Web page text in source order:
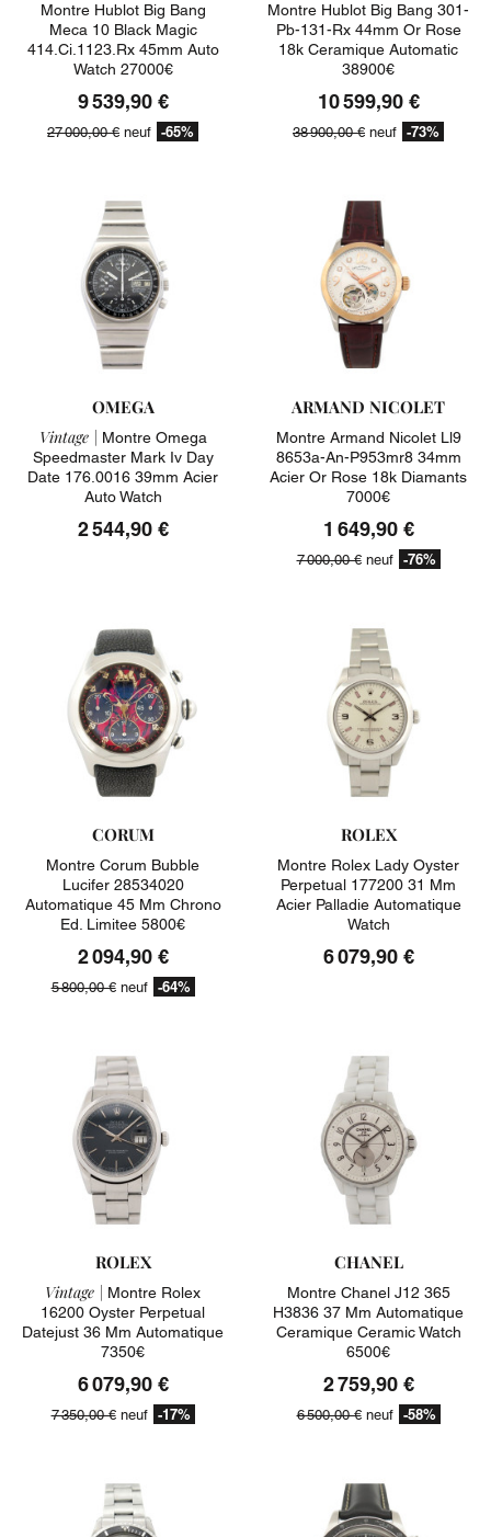
Montre Hublot Big Bang
Meca 10 Black Magic
414.ci.1123.rx 45mm Auto
Watch 27000€
9 539,90 €
27 000,00 € neuf -65%
Montre Hublot Big Bang 301-
Pb-131-Rx 44mm Or Rose
18k Ceramique Automatic
38900€
10 599,90 €
38 900,00 € neuf -73%
OMEGA
Vintage | Montre Omega
Speedmaster Mark Iv Day
Date 176.0016 39mm Acier
Auto Watch
2 544,90 €
ARMAND NICOLET
Montre Armand Nicolet Ll9
8653a-An-P953mr8 34mm
Acier Or Rose 18k Diamants
7000€
1 649,90 €
7 000,00 €neuf -76%
CORUM
Montre Corum Bubble
Lucifer 28534020
Automatique 45 Mm Chrono
Ed. Limitee 5800€
2 094,90 €
5 800,00 €neuf -64%
ROLEX
Montre Rolex Lady Oyster
Perpetual 177200 31 Mm
Acier Palladie Automatique
Watch
6 079,90 €
ROLEX
Vintage | Montre Rolex
16200 Oyster Perpetual
Datejust 36 Mm Automatique
7350€
6 079,90 €
7 350,00 €neuf -17%
CHANEL
Montre Chanel J12 365
H3836 37 Mm Automatique
Ceramique Ceramic Watch
6500€
2 759,90 €
6 500,00 €neuf -58%